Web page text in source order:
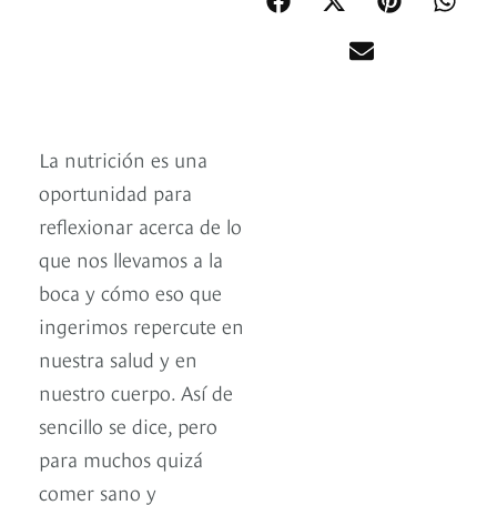
La nutrición es una
oportunidad para
reflexionar acerca de lo
que nos llevamos a la
boca y cómo eso que
ingerimos repercute en
nuestra salud y en
nuestro cuerpo. Así de
sencillo se dice, pero
para muchos quizá
comer sano y